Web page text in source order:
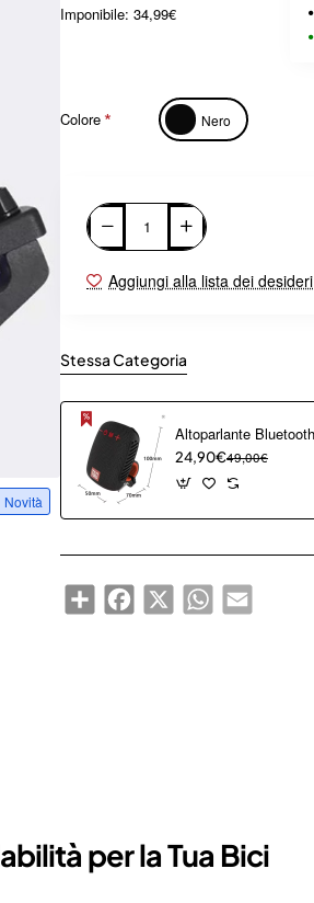
Novità
Imponibile: 34,99€
Colore Nero
Aggiungi alla lista dei desideri
Stessa Categoria
24,90€49,00€
ShareFacebook
X WhatsAppEmail
per la Tua Bici